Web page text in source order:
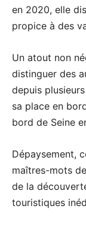
en 2020, elle
propice à des
Un atout non
distinguer des
depuis
sa place en
bord de Seine
Dépaysement,
maîtres-mots
de la
touristiques